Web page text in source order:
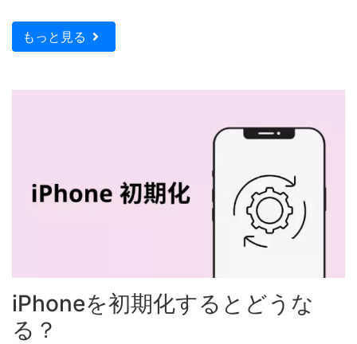
もっと見る
iPhoneを初期化するとどうな
る？